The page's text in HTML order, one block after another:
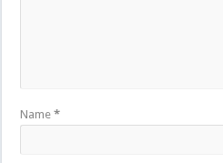
Name*